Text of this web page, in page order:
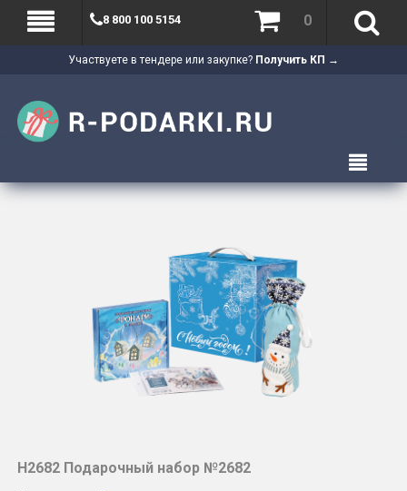
Участвуете в тендере или закупке? Получить КП →
8 800 100 5154 0
Н2682 Подарочный набор №2682